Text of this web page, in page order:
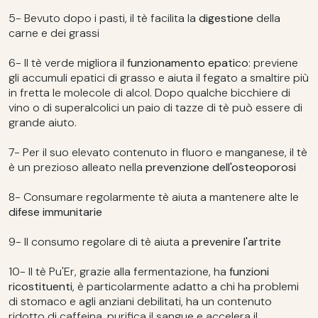
5- Bevuto dopo i pasti, il tè facilita la digestione della
carne e dei grassi
6- Il tè verde migliora il funzionamento epatico: previene
gli accumuli epatici di grasso e aiuta il fegato a smaltire più
in fretta le molecole di alcol. Dopo qualche bicchiere di
vino o di superalcolici un paio di tazze di tè può essere di
grande aiuto.
7- Per il suo elevato contenuto in fluoro e manganese, il tè
è un prezioso alleato nella prevenzione dell'osteoporosi
8- Consumare regolarmente tè aiuta a mantenere alte le
difese immunitarie
9- Il consumo regolare di tè aiuta a prevenire l'artrite
10- Il tè Pu'Er, grazie alla fermentazione, ha funzioni
ricostituenti, è particolarmente adatto a chi ha problemi
di stomaco e agli anziani debilitati, ha un contenuto